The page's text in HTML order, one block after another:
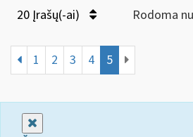
20 Įrašų(-ai) Rodoma
1 2 3 4 5